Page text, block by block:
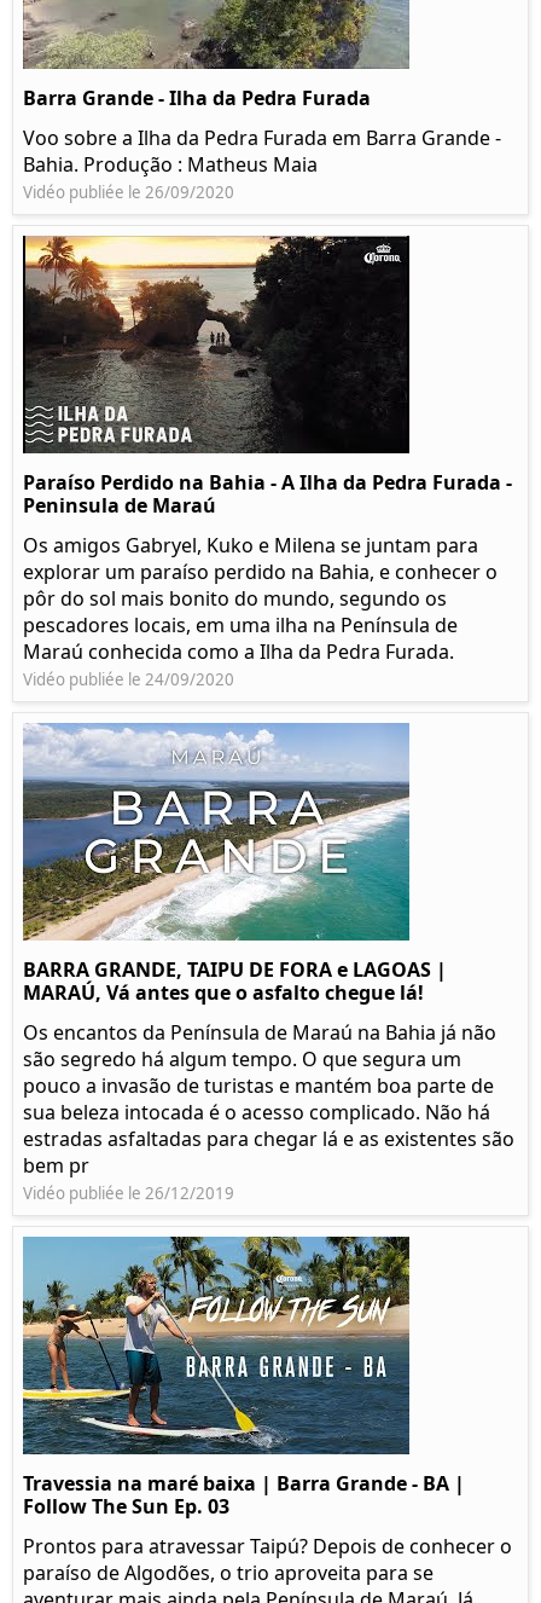
Barra Grande - Ilha da Pedra Furada
Voo sobre a Ilha da Pedra Furada em Barra Grande -
Bahia. Produção : Matheus Maia
Vidéo publiée le 26/09/2020
Paraíso Perdido na Bahia - A Ilha da Pedra Furada -
Peninsula de Maraú
Os amigos Gabryel, Kuko e Milena se juntam para
explorar um paraíso perdido na Bahia, e conhecer o
pôr do sol mais bonito do mundo, segundo os
pescadores locais, em uma ilha na Península de
Maraú conhecida como a Ilha da Pedra Furada.
Vidéo publiée le 24/09/2020
BARRA GRANDE, TAIPU DE FORA e LAGOAS |
MARAÚ, Vá antes que o asfalto chegue lá!
Os encantos da Península de Maraú na Bahia já não
são segredo há algum tempo. O que segura um
pouco a invasão de turistas e mantém boa parte de
sua beleza intocada é o acesso complicado. Não há
estradas asfaltadas para chegar lá e as existentes são
bem pr
Vidéo publiée le 26/12/2019
Travessia na maré baixa | Barra Grande - BA |
Follow The Sun Ep. 03
Prontos para atravessar Taipú? Depois de conhecer o
paraíso de Algodões, o trio aproveita para se